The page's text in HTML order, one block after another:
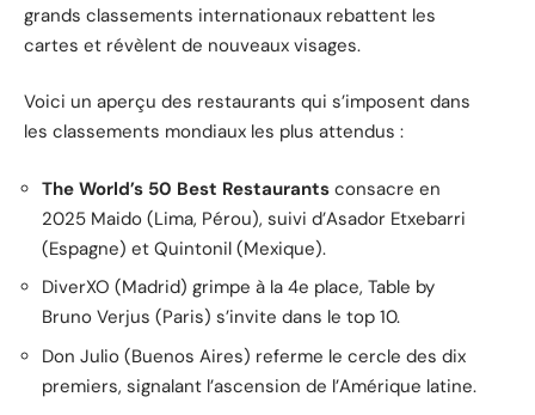
grands classements internationaux rebattent les
cartes et révèlent de nouveaux visages.
Voici un aperçu des restaurants qui s’imposent dans
les classements mondiaux les plus attendus :
The World’s 50 Best Restaurants consacre en
2025 Maido (Lima, Pérou), suivi d’Asador Etxebarri
(Espagne) et Quintonil (Mexique).
DiverXO (Madrid) grimpe à la 4e place, Table by
Bruno Verjus (Paris) s’invite dans le top 10.
Don Julio (Buenos Aires) referme le cercle des dix
premiers, signalant l’ascension de l’Amérique latine.